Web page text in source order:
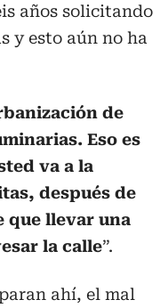
años solicitando
y esto aún no ha
de
Eso es
va a la
después de
que llevar una
la calle”.
ahí, el mal